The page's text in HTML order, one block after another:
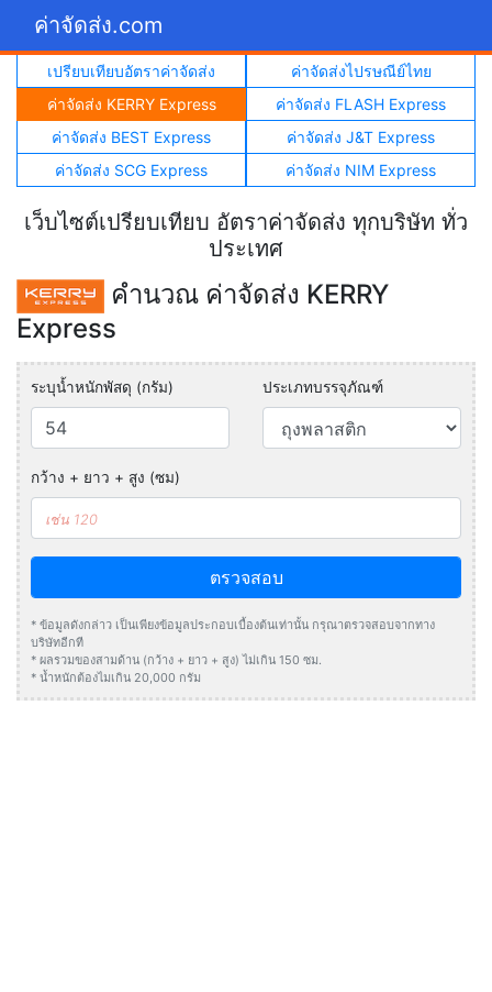
ค่าจัดส่ง.com
เปรียบเทียบอัตราค่าจัดส่ง
ค่าจัดส่งไปรษณีย์ไทย
ค่าจัดส่ง KERRY Express
ค่าจัดส่ง FLASH Express
ค่าจัดส่ง BEST Express
ค่าจัดส่ง J&T Express
ค่าจัดส่ง SCG Express
ค่าจัดส่ง NIM Express
เว็บไซต์เปรียบเทียบ อัตราค่าจัดส่ง ทุกบริษัท ทั่ว
ประเทศ
คำนวณ ค่าจัดส่ง KERRY
Express
ระบุน้ำหนักพัสดุ (กรัม) ประเภทบรรจุภัณฑ์
กว้าง + ยาว + สูง (ซม)
ตรวจสอบ
* ข้อมูลดังกล่าว เป็นเพียงข้อมูลประกอบเบื้องต้นเท่านั้น กรุณาตรวจสอบจากทาง
บริษัทอีกที
* ผลรวมของสามด้าน (กว้าง + ยาว + สูง) ไม่เกิน 150 ซม.
* น้ำหนักต้องไมเกิน 20,000 กรัม